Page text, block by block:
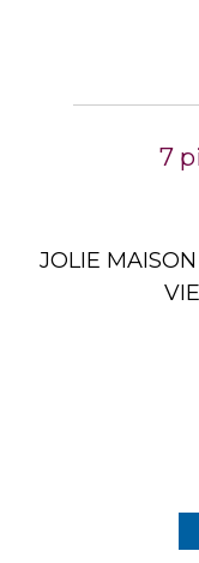
7
JOLIE